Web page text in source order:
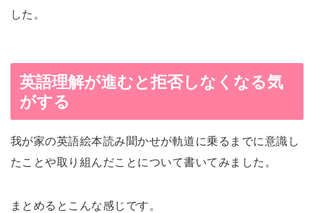
した。
英語理解が進むと拒否しなくなる気
がする
我が家の英語絵本読み聞かせが軌道に乗るまでに意識し
たことや取り組んだことについて書いてみました。
まとめるとこんな感じです。